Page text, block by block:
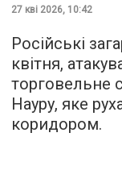
27 кві 2026, 10:42
Російські
квітня,
торговельне
Науру, яке
коридором.